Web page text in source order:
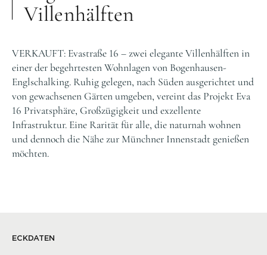
Villenhälften
VERKAUFT: Evastraße 16 – zwei elegante Villenhälften in
einer der begehrtesten Wohnlagen von Bogenhausen-
Englschalking. Ruhig gelegen, nach Süden ausgerichtet und
von gewachsenen Gärten umgeben, vereint das Projekt Eva
16 Privatsphäre, Großzügigkeit und exzellente
Infrastruktur. Eine Rarität für alle, die naturnah wohnen
und dennoch die Nähe zur Münchner Innenstadt genießen
möchten.
ECKDATEN